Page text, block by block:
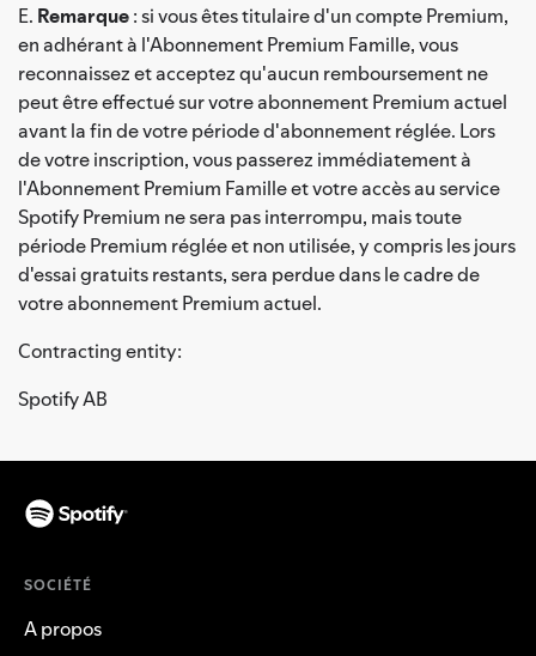
E. Remarque: si vous êtes titulaire d'un compte Premium,
en adhérant à l'Abonnement Premium Famille, vous
reconnaissez et acceptez qu'aucun remboursement ne
peut être effectué sur votre abonnement Premium actuel
avant la fin de votre période d'abonnement réglée. Lors
de votre inscription, vous passerez immédiatement à
l'Abonnement Premium Famille et votre accès au service
Spotify Premium ne sera pas interrompu, mais toute
période Premium réglée et non utilisée, y compris les jours
d'essai gratuits restants, sera perdue dans le cadre de
votre abonnement Premium actuel.
Contracting entity:
Spotify AB
SOCIÉTÉ
A propos